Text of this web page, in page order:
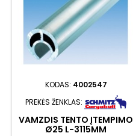
KODAS: 4002547
PREKĖS ŽENKLAS:
VAMZDIS TENTO ĮTEMPIMO
Ø25 L-3115MM